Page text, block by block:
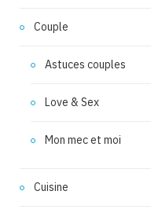
Couple
Astuces couples
Love & Sex
Mon mec et moi
Cuisine